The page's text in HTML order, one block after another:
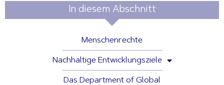
In diesem Abschnitt
Menschenrechte
Nachhaltige Entwicklungsziele
Das Department of Global